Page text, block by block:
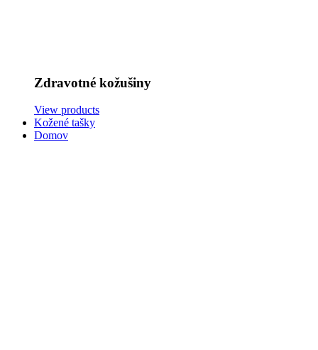
Zdravotné kožušiny
View products
Kožené tašky
Domov